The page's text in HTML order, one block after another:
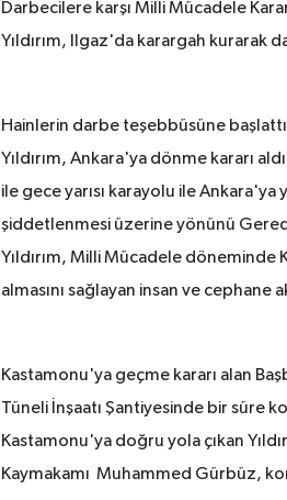
Darbecilere karşı Milli Mücadele
Yıldırım, Ilgaz'da karargah kurarak
Hainlerin darbe teşebbüsüne
Yıldırım, Ankara'ya dönme kararı
ile gece yarısı karayolu ile Ankara'ya
şiddetlenmesi üzerine yönünü
Yıldırım, Milli Mücadele
almasını sağlayan insan ve cephane
Kastamonu'ya geçme kararı alan
Tüneli İnşaatı Şantiyesinde bir süre
Kastamonu'ya doğru yola çıkan
Kaymakamı Muhammed Gürbüz,